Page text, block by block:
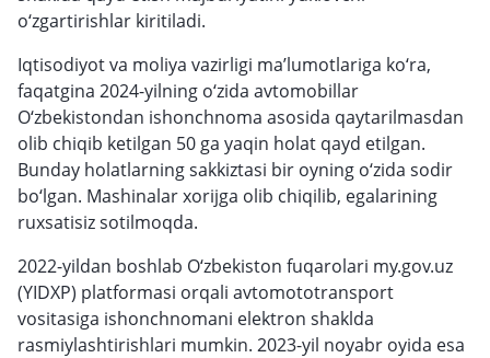
o‘zgartirishlar kiritiladi.
Iqtisodiyot va moliya vazirligi ma’lumotlariga ko‘ra,
faqatgina 2024-yilning o‘zida avtomobillar
O‘zbekistondan ishonchnoma asosida qaytarilmasdan
olib chiqib ketilgan 50 ga yaqin holat qayd etilgan.
Bunday holatlarning sakkiztasi bir oyning o‘zida sodir
bo‘lgan. Mashinalar xorijga olib chiqilib, egalarining
ruxsatisiz sotilmoqda.
2022-yildan boshlab O‘zbekiston fuqarolari my.gov.uz
(YIDXP) platformasi orqali avtomototransport
vositasiga ishonchnomani elektron shaklda
rasmiylashtirishlari mumkin. 2023-yil noyabr oyida esa